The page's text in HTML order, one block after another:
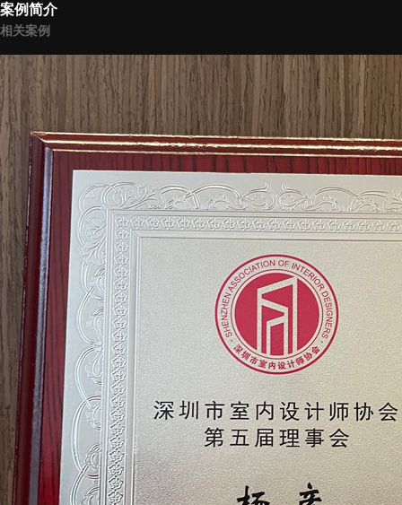
案例简介
相关案例